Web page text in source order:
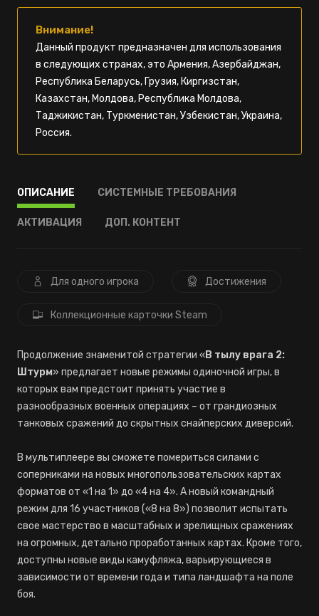
Внимание!
Данный продукт предназначен для использования
в следующих странах, это Армения, Азербайджан,
Республика Беларусь, Грузия, Киргизстан,
Казахстан, Молдова, Республика Молдова,
Таджикистан, Туркменистан, Узбекистан, Украина,
Россия.
ОПИСАНИЕ СИСТЕМНЫЕ ТРЕБОВАНИЯ
АКТИВАЦИЯ ДОП. КОНТЕНТ
Для одного игрока Достижения
Коллекционные карточки Steam
Продолжение знаменитой стратегии «В тылу врага 2:
Штурм» предлагает новые режимы одиночной игры, в
которых вам предстоит принять участие в
разнообразных военных операциях – от грандиозных
танковых сражений до скрытных снайперских диверсий.
В мультиплеере вы сможете помериться силами с
соперниками на новых многопользовательских картах
форматов от «1 на 1» до «4 на 4». А новый командный
режим для 16 участников («8 на 8») позволит испытать
свое мастерство в масштабных и зрелищных сражениях
на огромных, детально проработанных картах. Кроме того,
доступны новые виды камуфляжа, варьирующиеся в
зависимости от времени года и типа ландшафта на поле
боя.